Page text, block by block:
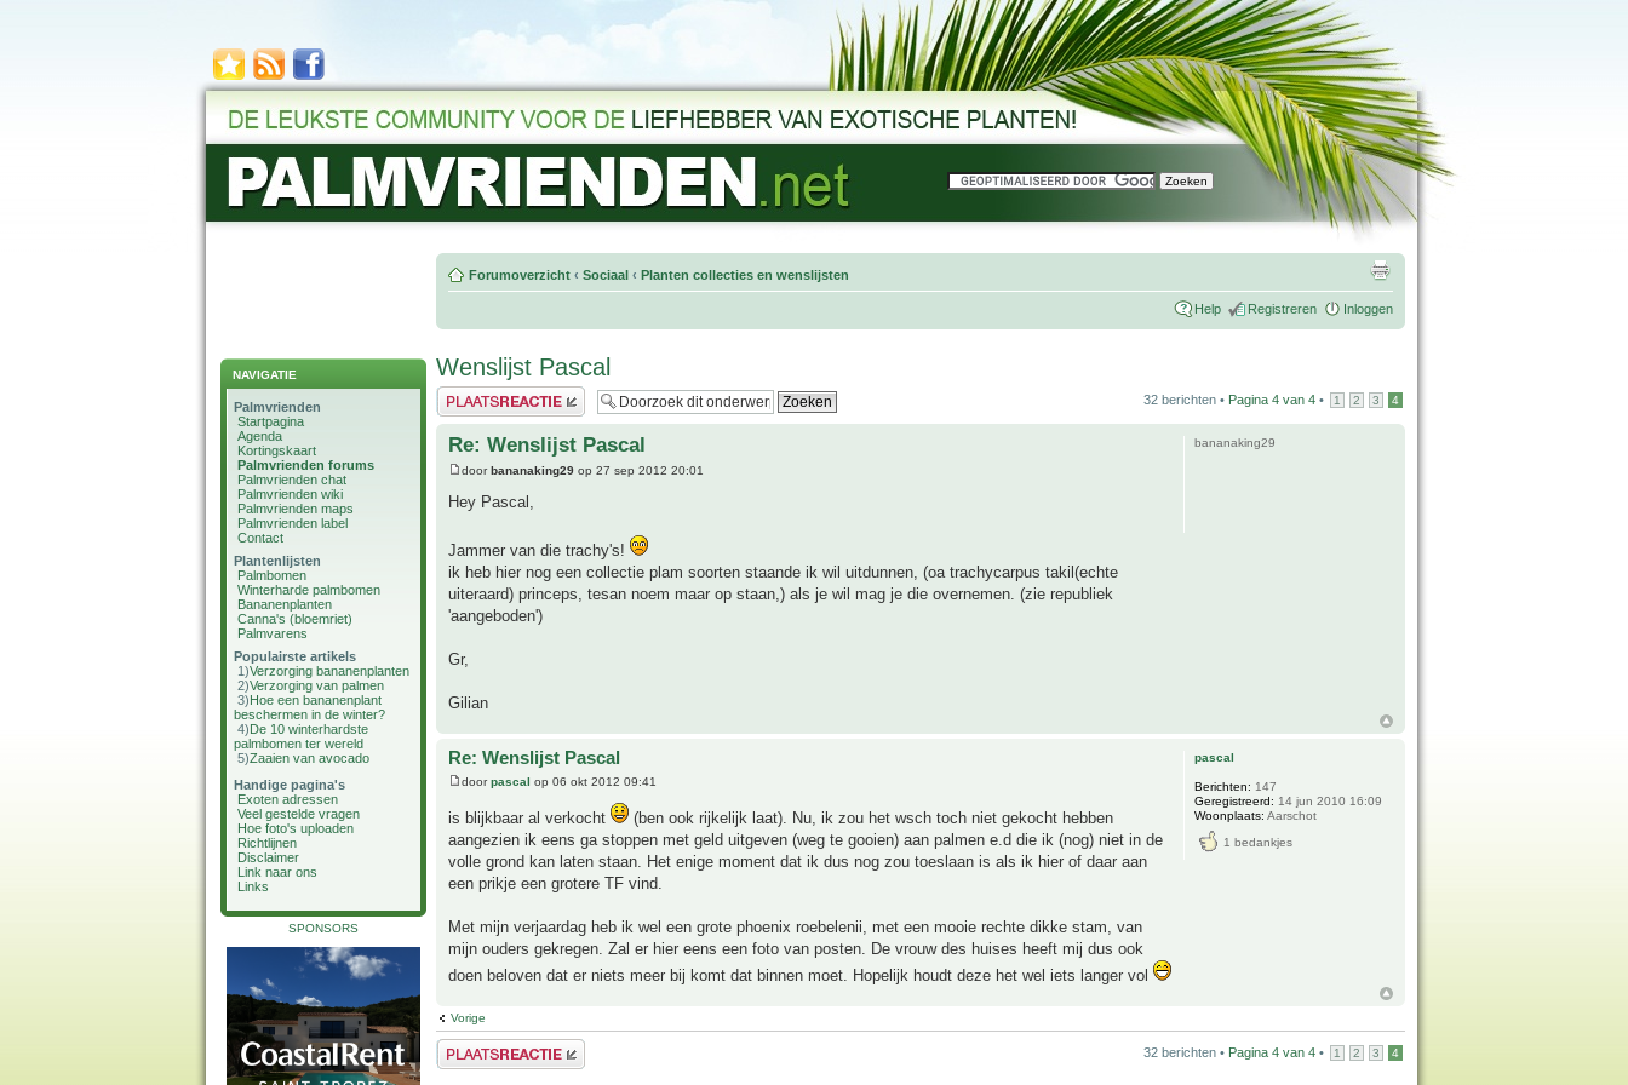
NAVIGATIE
Palmvrienden
Startpagina
Agenda
Kortingskaart
Palmvrienden forums
Palmvrienden chat
Palmvrienden wiki
Palmvrienden maps
Palmvrienden label
Contact
Plantenlijsten
Palmbomen
Winterharde palmbomen
Bananenplanten
Canna's (bloemriet)
Palmvarens
Populairste artikels
1)Verzorging bananenplanten
2)Verzorging van palmen
3)Hoe een bananenplant
beschermen in de winter?
4)De 10 winterhardste
palmbomen ter wereld
5)Zaaien van avocado
Handige pagina's
Exoten adressen
Veel gestelde vragen
Hoe foto's uploaden
Richtlijnen
Disclaimer
Link naar ons
Links
SPONSORS
Forumoverzicht ‹ Sociaal ‹ Planten collecties en wenslijsten
Help Registreren Inloggen
Wenslijst Pascal
Plaats een reactie 32 berichten • Pagina 4 van 4 • 1 2 3 4
Re: Wenslijst Pascal
doorbananaking29 op 27 sep 2012 20:01
Hey Pascal,
Jammer van die trachy's!
ik heb hier nog een collectie plam soorten staande ik wil uitdunnen, (oa trachycarpus takil(echte
uiteraard) princeps, tesan noem maar op staan,) als je wil mag je die overnemen. (zie republiek
'aangeboden')
Gr,
Gilian
bananaking29
Re: Wenslijst Pascal
doorpascal op 06 okt 2012 09:41
is blijkbaar al verkocht
(ben ook rijkelijk laat). Nu, ik zou het wsch toch niet gekocht hebben
aangezien ik eens ga stoppen met geld uitgeven (weg te gooien) aan palmen e.d die ik (nog) niet in de
volle grond kan laten staan. Het enige moment dat ik dus nog zou toeslaan is als ik hier of daar aan
een prikje een grotere TF vind.
Met mijn verjaardag heb ik wel een grote phoenix roebelenii, met een mooie rechte dikke stam, van
mijn ouders gekregen. Zal er hier eens een foto van posten. De vrouw des huises heeft mij dus ook
doen beloven dat er niets meer bij komt dat binnen moet. Hopelijk houdt deze het wel iets langer vol
pascal
Berichten: 147
Geregistreerd: 14 jun 2010 16:09
Woonplaats: Aarschot
1 bedankjes
Vorige
Plaats een reactie 32 berichten • Pagina 4 van 4 • 1 2 3 4